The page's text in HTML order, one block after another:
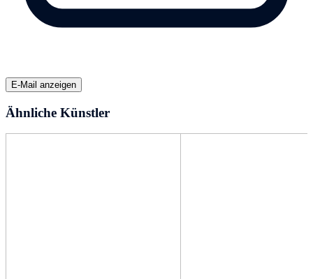
E-Mail anzeigen
Ähnliche Künstler